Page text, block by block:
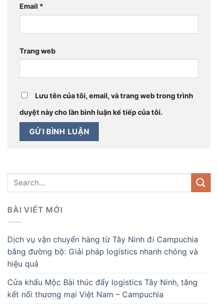
Email *
Trang web
Lưu tên của tôi, email, và trang web trong trình
duyệt này cho lần bình luận kế tiếp của tôi.
BÀI VIẾT MỚI
Dịch vụ vận chuyển hàng từ Tây Ninh đi Campuchia
bằng đường bộ: Giải pháp logistics nhanh chóng và
hiệu quả
Cửa khẩu Mộc Bài thúc đẩy logistics Tây Ninh, tăng
kết nối thương mại Việt Nam – Campuchia